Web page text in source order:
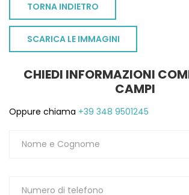
TORNA INDIETRO
SCARICA LE IMMAGINI
CHIEDI INFORMAZIONI
CAMPI
Oppure chiama +39 348 9501245